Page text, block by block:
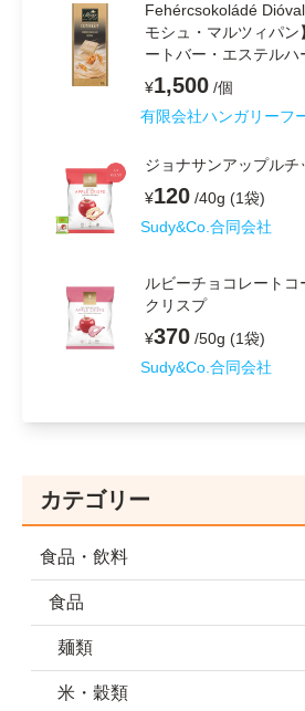
Fehércsokoládé
モシュ・マルツィパ
ートバー・エステルハ
¥1,500 /個
有限会社ハンガリーフ
ジョナサンアップルチ
¥120 /40g (1袋)
Sudy&Co.合同会社
ルビーチョコレート
クリスプ
¥370 /50g (1袋)
Sudy&Co.合同会社
カテゴリー
食品・飲料
食品
麺類
米・穀類